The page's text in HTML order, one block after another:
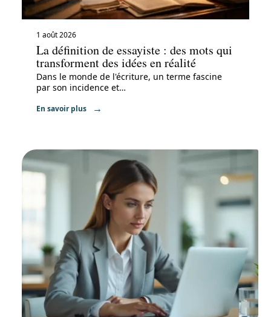
1 août 2026
La définition de essayiste : des mots qui
transforment des idées en réalité
Dans le monde de l'écriture, un terme fascine
par son incidence et…
En savoir plus